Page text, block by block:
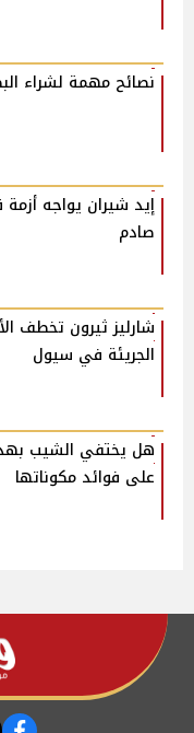
نصائح مهمة لشراء
إيد شيران يواجه
صادم
شارليز ثيرون تخطف
الجريئة في سيول
هل يختفي الشيب
على فوائد مكوناتها